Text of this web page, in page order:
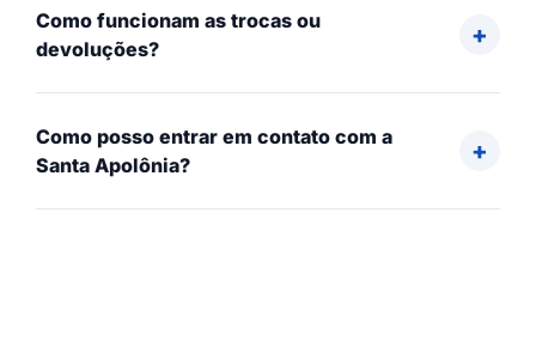
Como funcionam as trocas ou
devoluções?
Como posso entrar em contato com a
Santa Apolônia?